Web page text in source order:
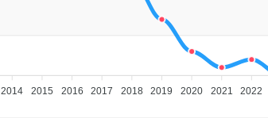
2014 2015 2016 2017 2018 2019 2020 2021 2022